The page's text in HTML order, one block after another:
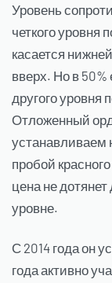
Уровень
четкого уровня
касается
вверх. Но в
другого уровня
Отложенный
устанавливаем
пробой
цена не
уровне.
С 2014 года он
года активно